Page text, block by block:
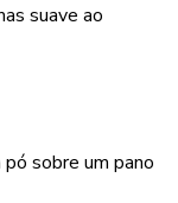
suave ao
sobre um pano